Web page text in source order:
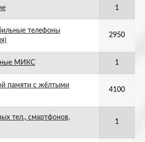
1
телефоны
2950
МИКС 1
памяти с жёлтыми
4100
тел., смартфонов,
1